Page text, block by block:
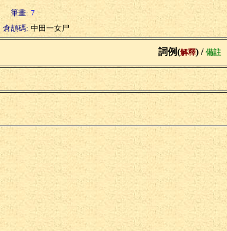
筆畫: 7
倉頡碼: 中田一女尸
詞例(解釋) / 備註